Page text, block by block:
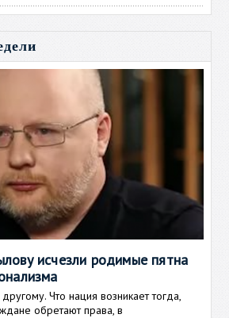
исчезли родимые пятна
Что нация возникает тогда,
обретают права, в